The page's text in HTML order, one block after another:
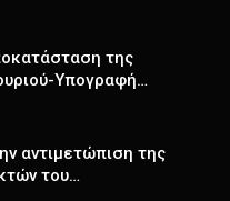
της
Υπογραφή…
αντιμετώπιση της
του…